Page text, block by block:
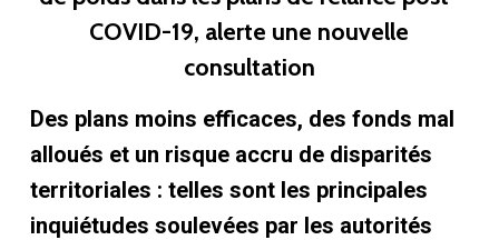
COVID-19, alerte une nouvelle
consultation
Des plans moins efficaces, des fonds mal
alloués et un risque accru de disparités
territoriales : telles sont les principales
inquiétudes soulevées par les autorités